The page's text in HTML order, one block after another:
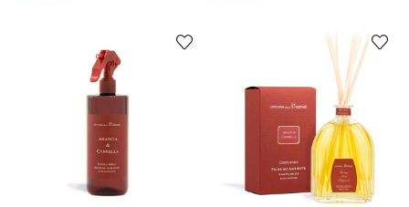
nella pagina del
prodotto
nella pagina del